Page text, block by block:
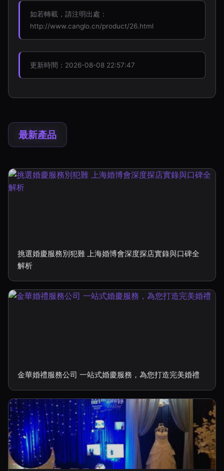
如若轉載，請注明出處：
http://www.canglo.cn/product/26.html
更新時間：2026-08-08 22:57:47
最新產品
挑選婚慶服務別犯難 上海婚博會深度探店實錄與口碑全
解析
金華婚禮服務公司 一站式婚慶服務，為您打造完美婚禮